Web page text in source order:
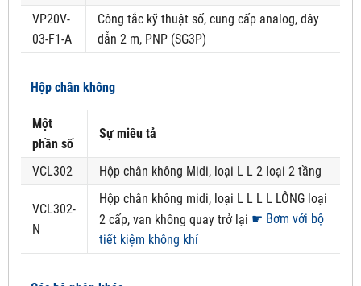
VP20V-
03-F1-A
Công tắc kỹ thuật số, cung cấp analog, dây
dẫn 2 m, PNP (SG3P)
Hộp chân không
Một
phần số
Sự miêu tả
VCL302 Hộp chân không Midi, loại L L 2 loại 2 tầng
VCL302-
N
Hộp chân không midi, loại L L L L LÔNG loại
2 cấp, van không quay trở lại ☛ Bơm với bộ
tiết kiệm không khí